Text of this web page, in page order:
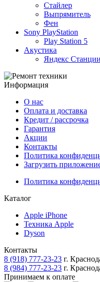
Стайлер
Выпрямитель
Фен
Sony PlayStation
Play Station 5
Акустика
Яндекс Станции
Информация
О нас
Оплата и доставка
Кредит / рассрочка
Гарантия
Акции
Контакты
Политика
Загрузить
Политика
Каталог
Apple iPhone
Техника Apple
Dyson
Контакты
8 (918) 777-23-23 г.
8 (984) 777-23-23 г.
Принимаем к оплате